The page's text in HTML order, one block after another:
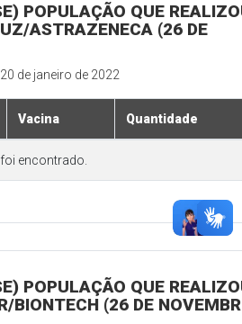
POPULAÇÃO QUE
ASTRAZENECA (26 DE
20 de janeiro de 2022
Vacina Quantidade
encontrado.
POPULAÇÃO QUE
BIONTECH (26 DE